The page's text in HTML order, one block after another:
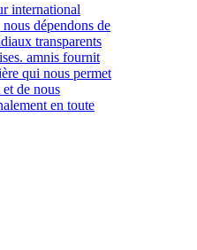
international
dépendons de
transparents
amnis fournit
qui nous permet
de nous
en toute